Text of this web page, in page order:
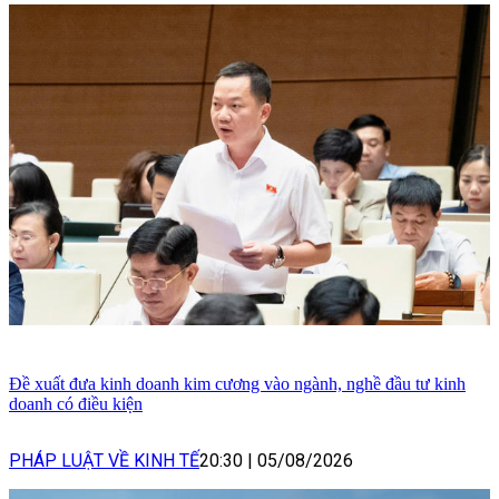
Đề xuất đưa kinh doanh kim cương vào ngành, nghề đầu tư kinh
doanh có điều kiện
PHÁP LUẬT VỀ KINH TẾ20:30 05/08/2026